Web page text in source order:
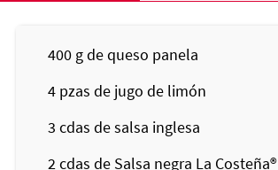
400 g de queso panela
4 pzas de jugo de limón
3 cdas de salsa inglesa
2cdas de Salsa negra La Costeña®